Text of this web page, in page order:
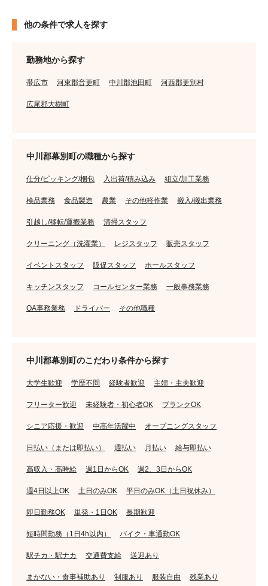
他の条件で求人を探す
勤務地から探す
帯広市 河東郡音更町 中川郡池田町 河西郡更別村
広尾郡大樹町
中川郡幕別町の職種から探す
仕分/ピッキング/梱包 入出荷/積み込み 組立/加工業務
検品業務 食品製造 農業 その他軽作業 搬入/搬出業務
引越し/移転/運搬業務 清掃スタッフ
クリーニング（洗濯業） レジスタッフ 販売スタッフ
イベントスタッフ 販促スタッフ ホールスタッフ
キッチンスタッフ コールセンター業務 一般事務業務
OA事務業務 ドライバー その他職種
中川郡幕別町のこだわり条件から探す
大学生歓迎 学歴不問 経験者歓迎 主婦・主夫歓迎
フリーター歓迎 未経験者・初心者OK ブランクOK
シニア応援・歓迎 中高年活躍中 オープニングスタッフ
日払い（または即払い） 週払い 月払い 給与即払い
高収入・高時給 週1日からOK 週2、3日からOK
週4日以上OK 土日のみOK 平日のみOK（土日祝休み）
即日勤務OK 単発・1日OK 長期歓迎
短時間勤務（1日4h以内） バイク・車通勤OK
駅チカ・駅ナカ 交通費支給 送迎あり
まかない・食事補助あり 制服あり 服装自由 残業あり